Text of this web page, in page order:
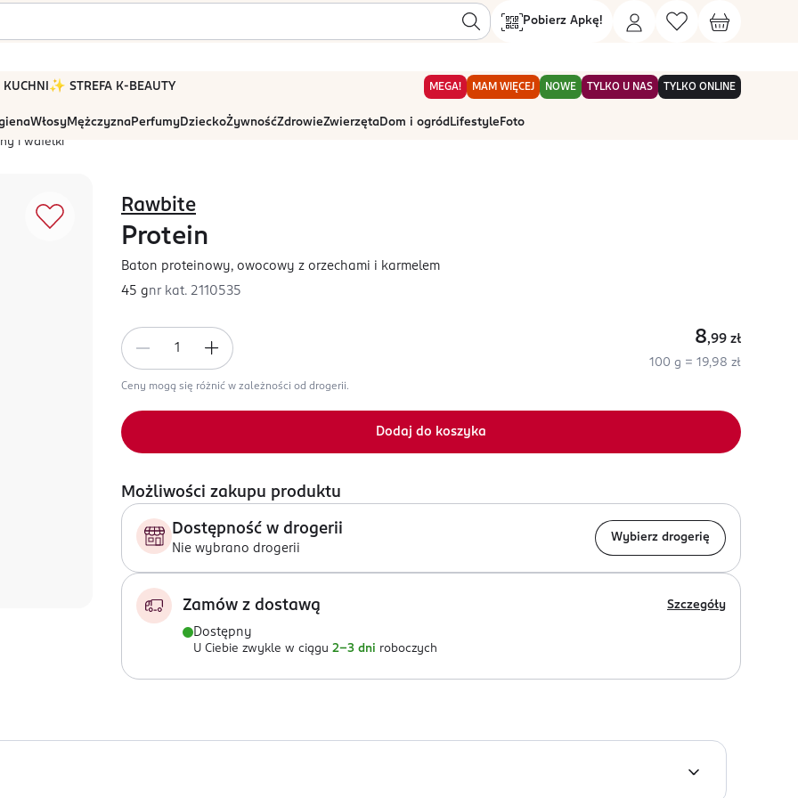
Pobierz Apkę!
KUCHNI ✨ STREFA K-BEAUTY MEGA! MAM WIĘCEJ NOWE TYLKO U NAS TYLKO ONLINE
WłosyMężczyznaPerfumyDzieckoŻywnośćZdrowieZwierzętaDom i ogród Lifestyle Foto
i wafelki
Rawbite
Protein
Baton proteinowy, owocowy z orzechami i karmelem
45 gnr kat. 2110535
8,99 zł
100 g = 19,98 zł
Ceny mogą się różnić w zależności od drogerii.
Dodaj do koszyka
Możliwości zakupu produktu
Dostępność w drogerii
Nie wybrano drogerii
Wybierz drogerię
Zamów z dostawą Szczegóły
Dostępny
U Ciebie zwykle w ciągu 2-3 dni roboczych